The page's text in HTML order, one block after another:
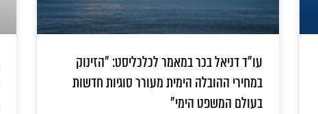
עו"ד דניאל בכר במאמר לכלכליסט: "הזינוק
במחירי ההובלה הימית מעורר סוגיות חדשות
בעולם המשפט הימי"